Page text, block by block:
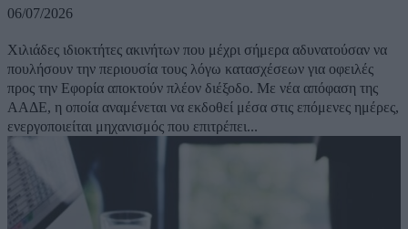
06/07/2026
Χιλιάδες ιδιοκτήτες ακινήτων που μέχρι σήμερα αδυνατούσαν να
πουλήσουν την περιουσία τους λόγω κατασχέσεων για οφειλές
προς την Εφορία αποκτούν πλέον διέξοδο. Με νέα απόφαση της
ΑΑΔΕ, η οποία αναμένεται να εκδοθεί μέσα στις επόμενες ημέρες,
ενεργοποιείται μηχανισμός που επιτρέπει...